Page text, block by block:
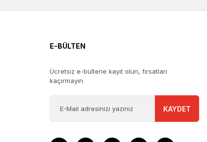
E-BÜLTEN
Ücretsiz e-bültene kayıt olun, fırsatları
kaçırmayın
KAYDET